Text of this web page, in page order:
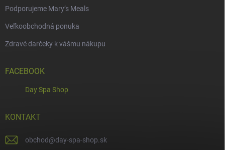
Podporujeme Mary’s Meals
Veľkoobchodná ponuka
Zdravé darčeky k vášmu nákupu
FACEBOOK
Day Spa Shop
KONTAKT
obchod@day-spa-shop.sk